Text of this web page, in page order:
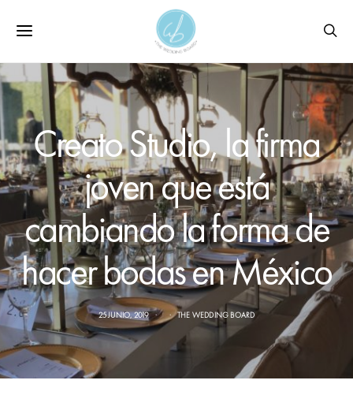
Creato Studio, la firma
joven que está
cambiando la forma de
hacer bodas en México
25 JUNIO, 2019 THE WEDDING BOARD